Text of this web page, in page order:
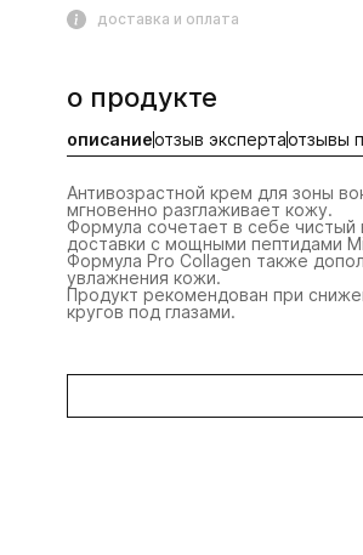
доставка и оплата
о продукте
описание
Антивозрастной крем для зоны
мгновенно разглаживает кожу.
Формула сочетает в себе
доставки с мощными пептидами
Формула Pro Collagen также
увлажнения кожи.
Продукт рекомендован при
кругов под глазами.
отзыв экспертаотзывы